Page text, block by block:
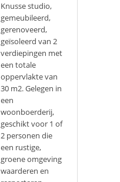
Knusse studio,
gemeubileerd,
gerenoveerd,
geïsoleerd van 2
verdiepingen met
een totale
oppervlakte van
30 m2. Gelegen in
een
woonboerderij,
geschikt voor 1 of
2 personen die
een rustige,
groene omgeving
waarderen en